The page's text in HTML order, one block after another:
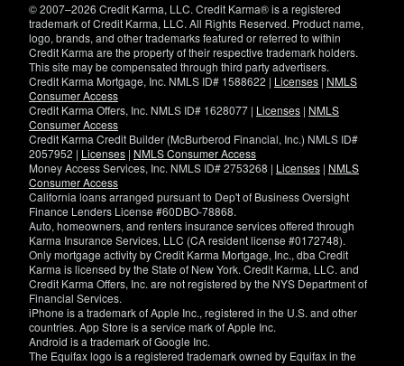
© 2007–2026 Credit Karma, LLC. Credit Karma® is a registered
trademark of Credit Karma, LLC. All Rights Reserved. Product name,
logo, brands, and other trademarks featured or referred to within
Credit Karma are the property of their respective trademark holders.
This site may be compensated through third party advertisers.
Credit Karma Mortgage, Inc. NMLS ID# 1588622 | Licenses | NMLS
Consumer Access
Credit Karma Offers, Inc. NMLS ID# 1628077 | Licenses | NMLS
Consumer Access
Credit Karma Credit Builder (McBurberod Financial, Inc.) NMLS ID#
2057952 | Licenses | NMLS Consumer Access
Money Access Services, Inc. NMLS ID# 2753268 | Licenses | NMLS
Consumer Access
California loans arranged pursuant to Dep't of Business Oversight
Finance Lenders License #60DBO-78868.
Auto, homeowners, and renters insurance services offered through
Karma Insurance Services, LLC (CA resident license #0172748).
Only mortgage activity by Credit Karma Mortgage, Inc., dba Credit
Karma is licensed by the State of New York. Credit Karma, LLC. and
Credit Karma Offers, Inc. are not registered by the NYS Department of
Financial Services.
iPhone is a trademark of Apple Inc., registered in the U.S. and other
countries. App Store is a service mark of Apple Inc.
Android is a trademark of Google Inc.
The Equifax logo is a registered trademark owned by Equifax in the